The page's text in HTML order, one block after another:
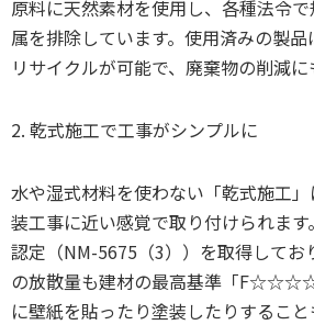
原料に天然素材を使用し、各種法令
属を排除しています。使用済みの製
リサイクルが可能で、廃棄物の削減に
2. 乾式施工で工事がシンプルに
水や湿式材料を使わない「乾式施工
装工事に近い感覚で取り付けられま
認定（NM-5675（3））を取得してお
の放散量も建材の最高基準「
に壁紙を貼ったり塗装したりすること